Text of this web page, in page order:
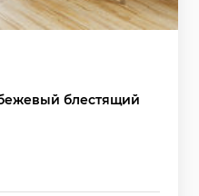
блестящий